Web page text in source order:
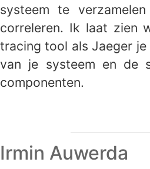
systeem te
correleren. Ik laat zien
tracing tool als Jaeger
van je systeem en de
componenten.
Irmin Auwerda